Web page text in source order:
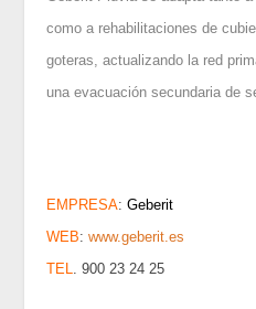
como a rehabilitaciones de
goteras, actualizando la red
una evacuación secundaria de
EMPRESA: Geberit
WEB:www.geberit.es
TEL
. 900 23 24 25